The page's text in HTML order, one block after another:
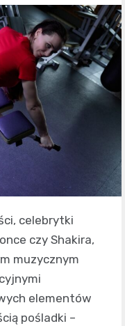
celebrytki
czy Shakira,
muzycznym
elementów
pośladki –